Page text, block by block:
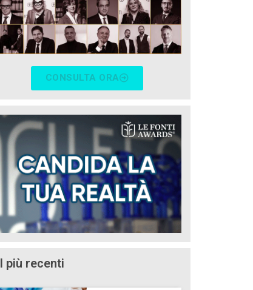
CONSULTA ORA
I più recenti